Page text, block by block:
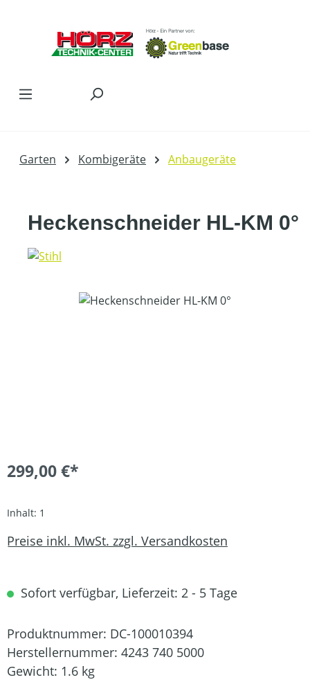
Garten Kombigeräte Anbaugeräte
Heckenschneider HL-KM 0°
Bildergalerie überspringen
299,00 €*
Inhalt: 1
Preise inkl. MwSt. zzgl. Versandkosten
Sofort verfügbar, Lieferzeit: 2 - 5 Tage
Produktnummer: DC-100010394
Herstellernummer: 4243 740 5000
Gewicht: 1.6 kg